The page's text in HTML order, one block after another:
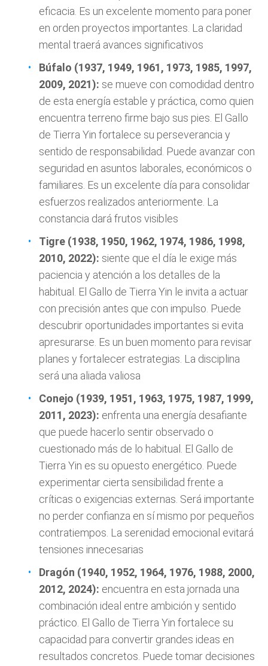
eficacia. Es un excelente momento para poner
en orden proyectos importantes. La claridad
mental traerá avances significativos
Búfalo (1937, 1949, 1961, 1973, 1985, 1997,
2009, 2021): se mueve con comodidad dentro
de esta energía estable y práctica, como quien
encuentra terreno firme bajo sus pies. El Gallo
de Tierra Yin fortalece su perseverancia y
sentido de responsabilidad. Puede avanzar con
seguridad en asuntos laborales, económicos o
familiares. Es un excelente día para consolidar
esfuerzos realizados anteriormente. La
constancia dará frutos visibles
Tigre (1938, 1950, 1962, 1974, 1986, 1998,
2010, 2022): siente que el día le exige más
paciencia y atención a los detalles de la
habitual. El Gallo de Tierra Yin le invita a actuar
con precisión antes que con impulso. Puede
descubrir oportunidades importantes si evita
apresurarse. Es un buen momento para revisar
planes y fortalecer estrategias. La disciplina
será una aliada valiosa
Conejo (1939, 1951, 1963, 1975, 1987, 1999,
2011, 2023): enfrenta una energía desafiante
que puede hacerlo sentir observado o
cuestionado más de lo habitual. El Gallo de
Tierra Yin es su opuesto energético. Puede
experimentar cierta sensibilidad frente a
críticas o exigencias externas. Será importante
no perder confianza en sí mismo por pequeños
contratiempos. La serenidad emocional evitará
tensiones innecesarias
Dragón (1940, 1952, 1964, 1976, 1988, 2000,
2012, 2024): encuentra en esta jornada una
combinación ideal entre ambición y sentido
práctico. El Gallo de Tierra Yin fortalece su
capacidad para convertir grandes ideas en
resultados concretos. Puede tomar decisiones